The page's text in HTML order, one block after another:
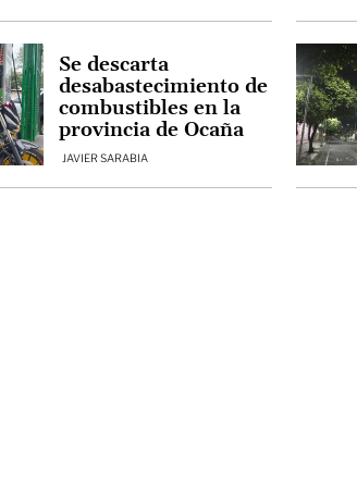
JAVIER SARABIA
Se descarta
desabastecimiento de
combustibles en la
provincia de Ocaña